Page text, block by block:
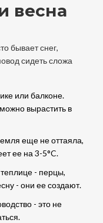
весна
бывает снег,
сидеть сложа
или балконе.
вырастить в
еще не оттаяла,
ее на 3-5°C.
- перцы,
- они ее создают.
- это не